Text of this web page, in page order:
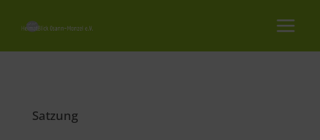
Inhalt
springen
Satzung